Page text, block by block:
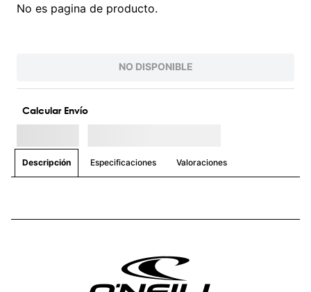
No es pagina de producto.
NO DISPONIBLE
Calcular Envío
Descripción Especificaciones Valoraciones